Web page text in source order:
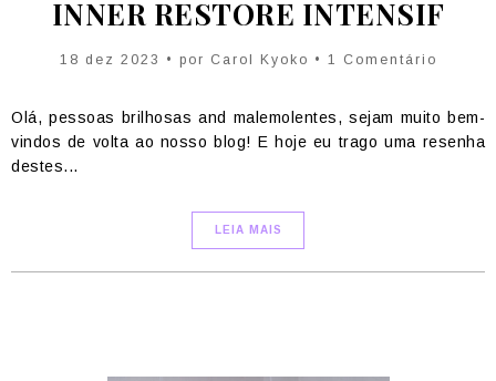
INNER RESTORE INTENSIF
18 dez 2023 • por Carol Kyoko • 1 Comentário
Olá, pessoas brilhosas and malemolentes, sejam muito bem-
vindos de volta ao nosso blog! E hoje eu trago uma resenha
destes...
LEIA MAIS